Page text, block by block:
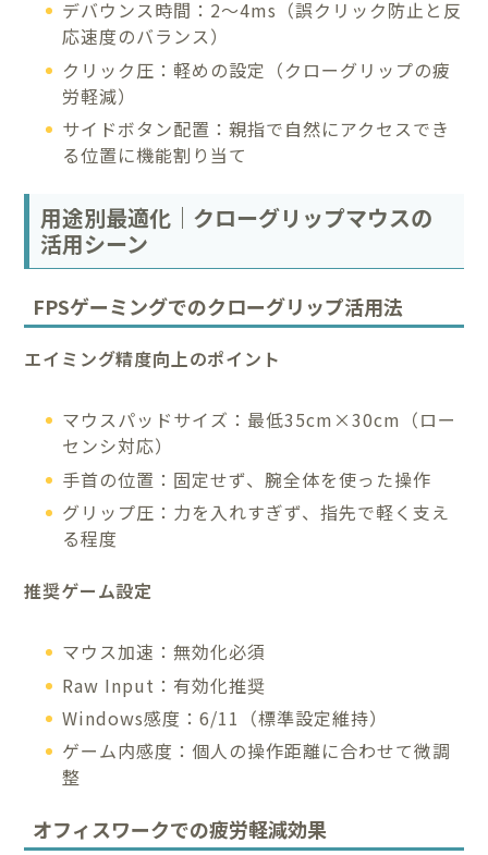
デバウンス時間：2～4ms（誤クリック防止と反
応速度のバランス）
クリック圧：軽めの設定（クローグリップの疲
労軽減）
サイドボタン配置：親指で自然にアクセスでき
る位置に機能割り当て
用途別最適化｜クローグリップマウスの
活用シーン
FPSゲーミングでのクローグリップ活用法
エイミング精度向上のポイント
マウスパッドサイズ：最低35cm×30cm（ロー
センシ対応）
手首の位置：固定せず、腕全体を使った操作
グリップ圧：力を入れすぎず、指先で軽く支え
る程度
推奨ゲーム設定
マウス加速：無効化必須
Raw Input：有効化推奨
Windows感度：6/11（標準設定維持）
ゲーム内感度：個人の操作距離に合わせて微調
整
オフィスワークでの疲労軽減効果